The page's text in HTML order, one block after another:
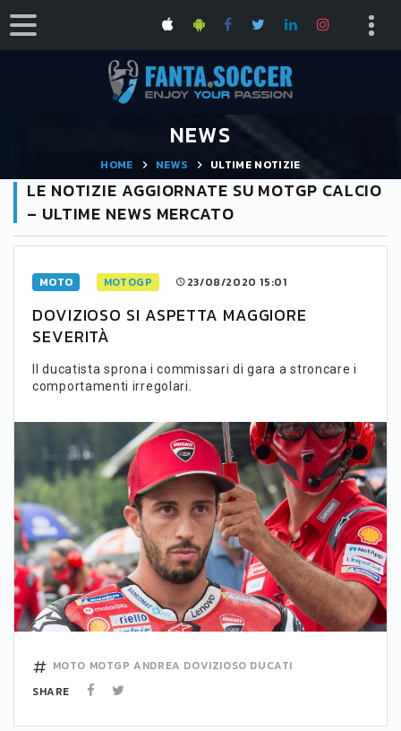
NEWS
HOME NEWS ULTIME NOTIZIE
LE NOTIZIE AGGIORNATE SU MOTGP CALCIO
– ULTIME NEWS MERCATO
MOTO MOTOGP 23/08/2020 15:01
DOVIZIOSO SI ASPETTA MAGGIORE
SEVERITÀ
Il ducatista sprona i commissari di gara a stroncare i
comportamenti irregolari.
MOTO MOTGP ANDREA DOVIZIOSO DUCATI
SHARE